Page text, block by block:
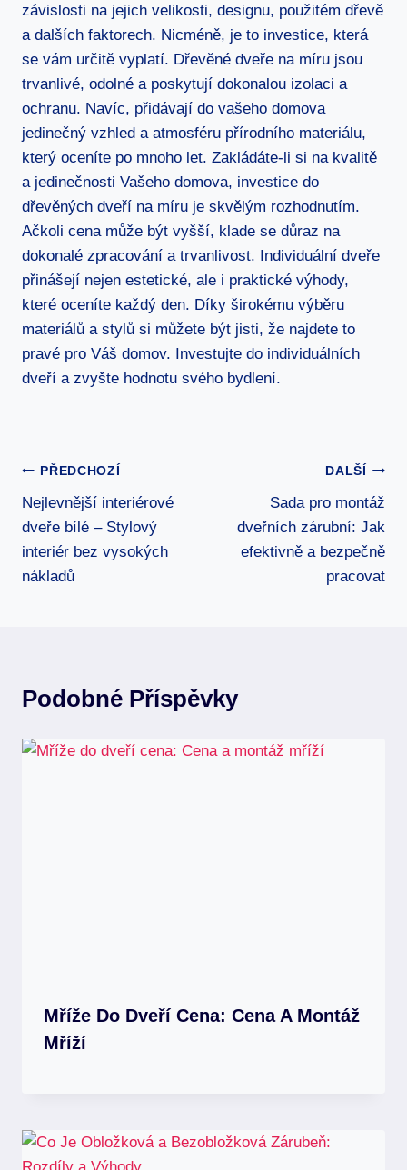
závislosti na jejich velikosti, designu, použitém dřevě
a dalších faktorech. Nicméně, je to investice, která
se vám určitě vyplatí. Dřevěné dveře na míru jsou
trvanlivé, odolné a poskytují dokonalou izolaci a
ochranu. Navíc, přidávají do vašeho domova
jedinečný vzhled a atmosféru přírodního materiálu,
který oceníte po mnoho let. Zakládáte-li si na kvalitě
a jedinečnosti Vašeho domova, investice do
dřevěných dveří na míru je skvělým rozhodnutím.
Ačkoli cena může být vyšší, klade se důraz na
dokonalé zpracování a trvanlivost. Individuální dveře
přinášejí nejen estetické, ale i praktické výhody,
které oceníte každý den. Díky širokému výběru
materiálů a stylů si můžete být jisti, že najdete to
pravé pro Váš domov. Investujte do individuálních
dveří a zvyšte hodnotu svého bydlení.
Navigace
Pro
Příspěvek
PŘEDCHOZÍ
Nejlevnější interiérové
dveře bílé – Stylový
interiér bez vysokých
nákladů
DALŠÍ
Sada pro montáž
dveřních zárubní: Jak
efektivně a bezpečně
pracovat
Podobné Příspěvky
Mříže Do Dveří Cena: Cena A Montáž
Mříží